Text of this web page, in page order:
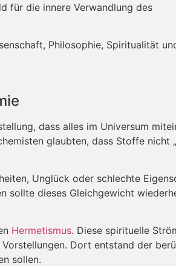
für die innere Verwandlung des
Philosophie, Spiritualität
dass alles im Universum
glaubten, dass Stoffe nicht
Unglück oder schlechte
sollte dieses Gleichgewicht
Hermetismus. Diese spirituelle
Dort entstand der
sollen.